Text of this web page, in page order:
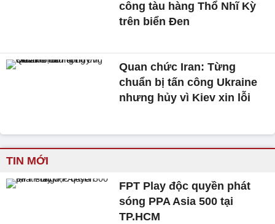
công tàu hàng Thổ Nhĩ Kỳ
trên biển Đen
Quan chức Iran: Từng
chuẩn bị tấn công Ukraine
nhưng hủy vì Kiev xin lỗi
TIN MỚI
FPT Play độc quyền phát
sóng PPA Asia 500 tại
TP.HCM